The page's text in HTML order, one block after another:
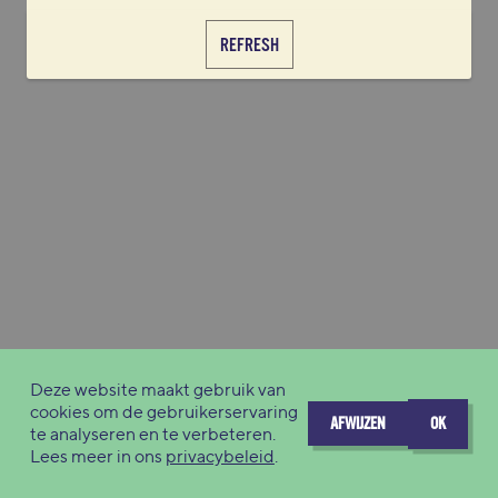
REFRESH
Deze website maakt gebruik van
cookies om de gebruikerservaring
te analyseren en te verbeteren.
Lees meer in ons privacybeleid.
AFWIJZEN OK